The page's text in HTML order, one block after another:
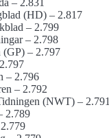
– 2.831
(HD) – 2.817
– 2.799
– 2.798
(GP) – 2.797
– 2.796
– 2.792
(NWT) – 2.791
2.789